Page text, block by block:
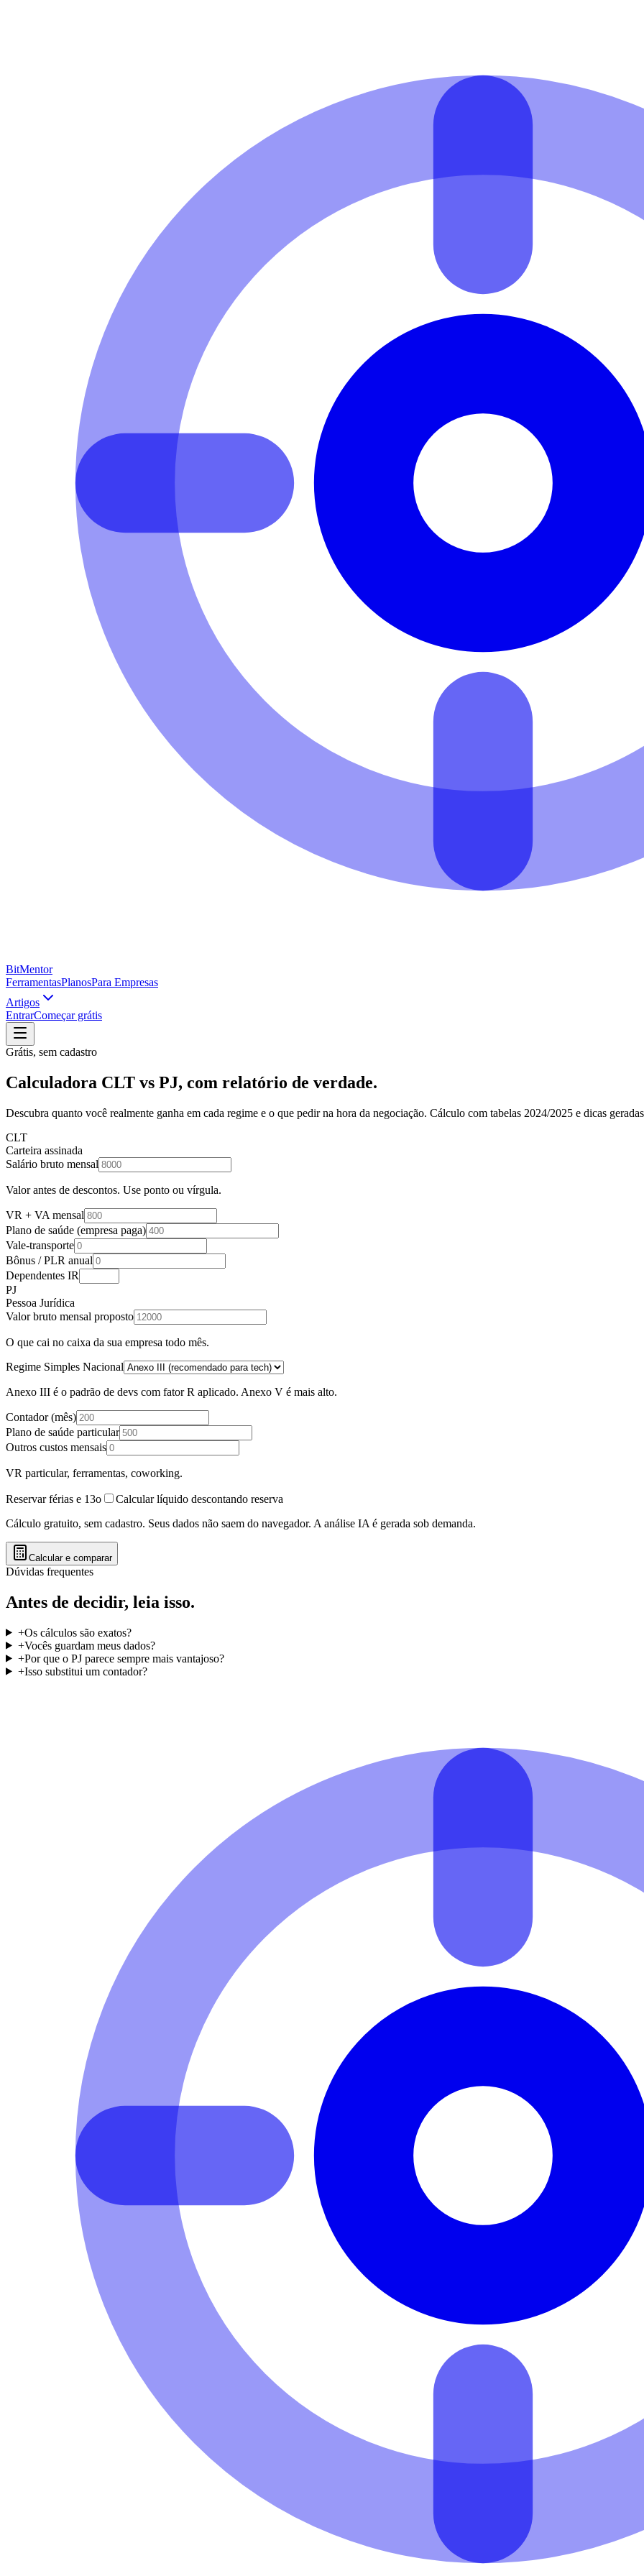
BitMentor
FerramentasPlanosPara Empresas
Artigos
EntrarComeçar grátis
Grátis, sem cadastro
Calculadora CLT vs PJ, com relatório de verdade.
Descubra quanto você realmente ganha em cada regime e o que pedir na hora da negociação. Cálculo com tabelas 2024/2025 e dicas
CLT
Carteira assinada
Salário bruto mensal
Valor antes de descontos. Use ponto ou vírgula.
VR + VA mensal
Plano de saúde (empresa paga)
Vale-transporte
Bônus / PLR anual
Dependentes IR
PJ
Pessoa Jurídica
Valor bruto mensal proposto
O que cai no caixa da sua empresa todo mês.
Regime Simples Nacional
Anexo III é o padrão de devs com fator R aplicado. Anexo V é mais alto.
Contador (mês)
Plano de saúde particular
Outros custos mensais
VR particular, ferramentas, coworking.
Reservar férias e 13o
Calcular líquido descontando reserva
Cálculo gratuito, sem cadastro. Seus dados não saem do navegador. A análise IA é gerada sob demanda.
Calcular e comparar
Dúvidas frequentes
Antes de decidir, leia isso.
+Os cálculos são exatos?
+Vocês guardam meus dados?
+Por que o PJ parece sempre mais vantajoso?
+Isso substitui um contador?